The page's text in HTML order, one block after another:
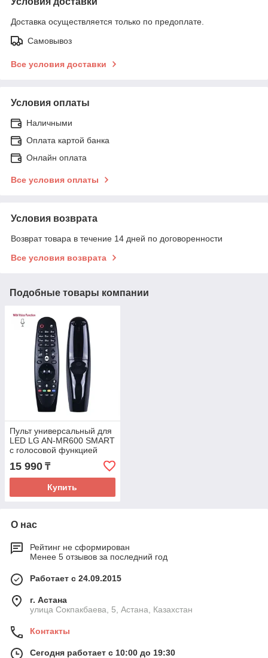
Доставка осуществляется только по предоплате.
Самовывоз
Все условия доставки
Условия оплаты
Наличными
Оплата картой банка
Онлайн оплата
Все условия оплаты
Условия возврата
Возврат товара в течение 14 дней по договоренности
Все условия возврата
Подобные товары компании
Пульт универсальный для
LED LG AN-MR600 SMART
с голосовой функцией
15 990 ₸
Купить
О нас
Рейтинг не сформирован
Менее 5 отзывов за последний год
Работает с 24.09.2015
г. Астана
улица Сокпакбаева, 5, Астана, Казахстан
Контакты
Сегодня работает с 10:00 до 19:30